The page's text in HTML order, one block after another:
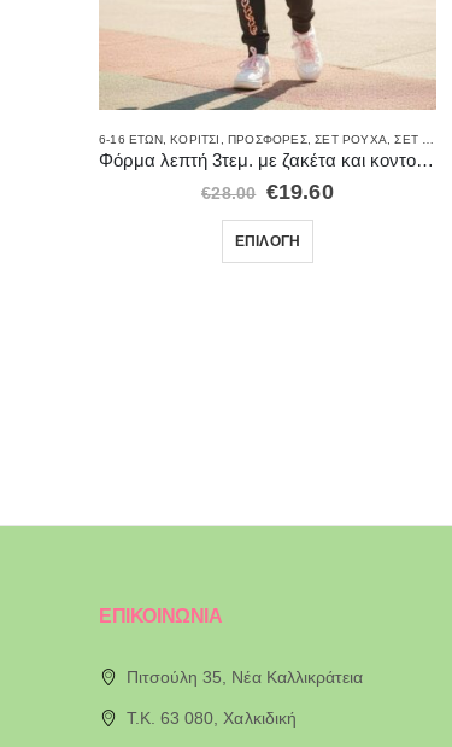
6-16 ΕΤΏΝ,ΚΟΡΊΤΣΙ ,ΠΡΟΣΦΟΡΈΣ,ΣΕΤ ΡΟΎΧΑ ,ΣΕΤ ΤΡΙΏΝ ΤΕΜΑΧΊΩΝ
Φόρμα λεπτή 3τεμ. με ζακέτα και κοντομάνικη μπλούζα
€28.00 €19.60
ΕΠΙΛΟΓΉ
ΕΠΙΚΟΙΝΩΝΙΑ
Πιτσούλη 35, Νέα Καλλικράτεια
T.K. 63 080, Χαλκιδική